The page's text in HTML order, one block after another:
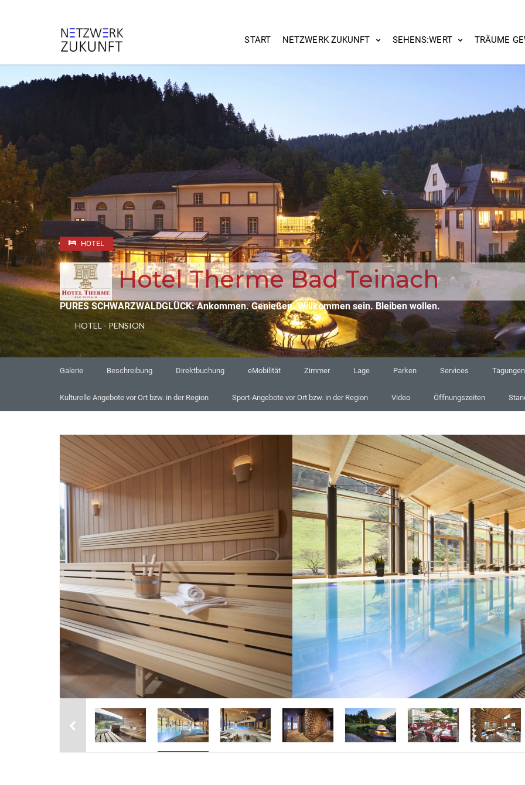
START NETZWERK ZUKUNFT SEHENS:WERT TRÄUME
HOTEL
Hotel Therme Bad Teinach
PURES SCHWARZWALDGLÜCK: Ankommen. Genießen. Willkommen sein. Bleiben wollen.
HOTEL - PENSION
Galerie Beschreibung Direktbuchung eMobilität Zimmer Lage Parken Services Tagungen
Kulturelle Angebote vor Ort bzw. in der Region Sport-Angebote vor Ort bzw. in der Region Video Öffnungszeiten